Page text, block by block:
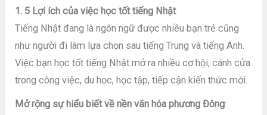
1. 5 Lợi ích của việc học tốt tiếng Nhật
Tiếng Nhật đang là ngôn ngữ được nhiều bạn trẻ cũng
như người đi làm lựa chọn sau tiếng Trung và tiếng Anh.
Việc bạn học tốt tiếng Nhật mở ra nhiều cơ hội, cánh cửa
trong công việc, du học, học tập, tiếp cận kiến thức mới.
Mở rộng sự hiểu biết về nền văn hóa phương Đông: